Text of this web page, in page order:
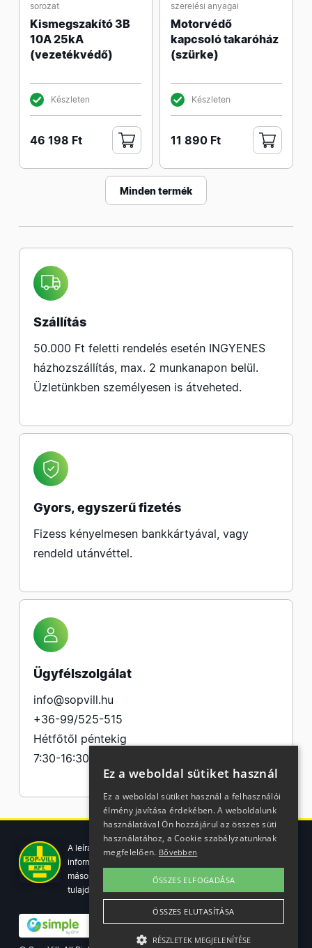
sorozat
Kismegszakító 3B
10A 25kA
(vezetékvédő)
Készleten
46 198 Ft
szerelési anyagai
Motorvédő
kapcsoló takaróház
(szürke)
Készleten
11 890 Ft
Minden termék
Szállítás
50.000 Ft feletti rendelés esetén INGYENES
házhozszállítás, max. 2 munkanapon belül.
Üzletünkben személyesen is átveheted.
Gyors, egyszerű fizetés
Fizess kényelmesen bankkártyával, vagy
rendeld utánvéttel.
Ügyfélszolgálat
info@sopvill.hu
+36-99/525-515
Hétfőtől péntekig
7:30-16:30
A leírások, fotók, logók, és minden egyéb azon szereplő
információ cégünk szellemi tulajdonát képezik. Azok
másolása, üzleti célú felhasználása kizárólag a jog
tulajdonosának beleegyezésével történhet.
Ez a weboldal sütiket használ
Ez a weboldal sütiket használ a felhasználói
élmény javítása érdekében. A weboldalunk
használatával Ön hozzájárul az összes süti
használatához, a Cookie szabályzatunknak
megfelelően. Bővebben
ÖSSZES ELFOGADÁSA
ÖSSZES ELUTASÍTÁSA
RÉSZLETEK MEGJELENÍTÉSE